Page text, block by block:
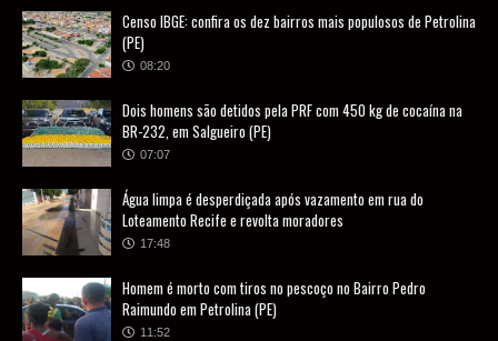
Censo IBGE: confira os dez bairros mais populosos de Petrolina
(PE)
08:20
Dois homens são detidos pela PRF com 450 kg de cocaína na
BR-232, em Salgueiro (PE)
07:07
Água limpa é desperdiçada após vazamento em rua do
Loteamento Recife e revolta moradores
17:48
Homem é morto com tiros no pescoço no Bairro Pedro
Raimundo em Petrolina (PE)
11:52